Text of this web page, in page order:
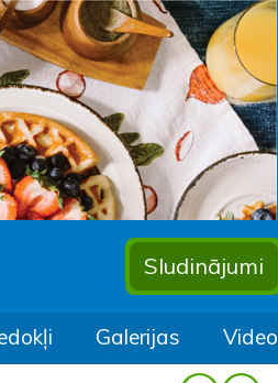
Sludinājumi
Galerijas Video